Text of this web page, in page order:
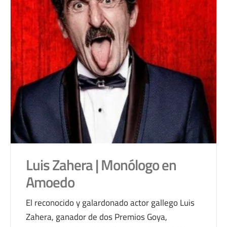
Luis Zahera | Monólogo en
Amoedo
El reconocido y galardonado actor gallego Luis
Zahera, ganador de dos Premios Goya,